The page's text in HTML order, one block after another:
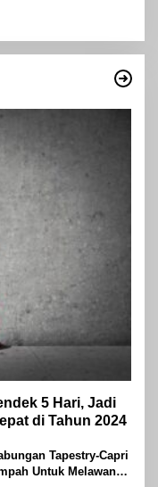
5 Hari, Jadi
di Tahun 2024
Tapestry-Capri
Untuk Melawan